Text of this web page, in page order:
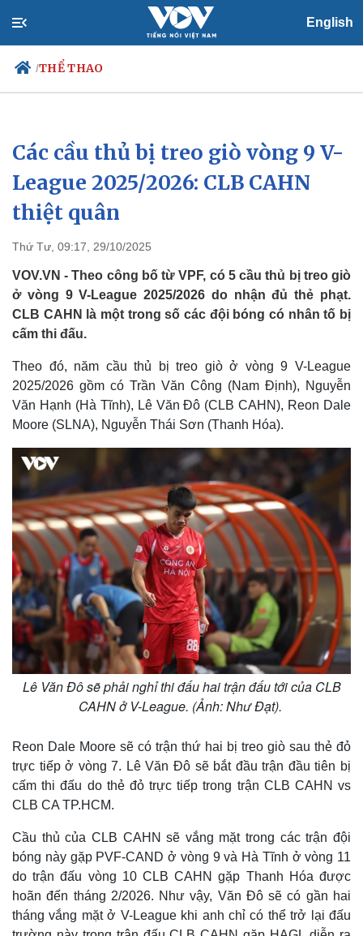
English
/THỂ THAO
Chính trị
Đảng
Tổ chức nhân sự
Quốc hội
Nhận diện sự thật
Xã hội
Tin 24h
Dự báo thời tiết
Các cầu thủ bị treo giò vòng 9 V-
League 2025/2026: CLB CAHN
thiệt quân
Thứ Tư, 09:17, 29/10/2025
VOV.VN - Theo công bố từ VPF, có 5 cầu thủ bị treo giò
ở vòng 9 V-League 2025/2026 do nhận đủ thẻ phạt.
CLB CAHN là một trong số các đội bóng có nhân tố bị
cấm thi đấu.
Theo đó, năm cầu thủ bị treo giò ở vòng 9 V-League
2025/2026 gồm có Trần Văn Công (Nam Định), Nguyễn
Văn Hạnh (Hà Tĩnh), Lê Văn Đô (CLB CAHN), Reon Dale
Moore (SLNA), Nguyễn Thái Sơn (Thanh Hóa).
Lê Văn Đô sẽ phải nghỉ thi đấu hai trận đấu tới của CLB
CAHN ở V-League. (Ảnh: Như Đạt).
Reon Dale Moore sẽ có trận thứ hai bị treo giò sau thẻ đỏ
trực tiếp ở vòng 7. Lê Văn Đô sẽ bắt đầu trận đầu tiên bị
cấm thi đấu do thẻ đỏ trực tiếp trong trận CLB CAHN vs
CLB CA TP.HCM.
Cầu thủ của CLB CAHN sẽ vắng mặt trong các trận đội
bóng này gặp PVF-CAND ở vòng 9 và Hà Tĩnh ở vòng 11
do trận đấu vòng 10 CLB CAHN gặp Thanh Hóa được
hoãn đến tháng 2/2026. Như vậy, Văn Đô sẽ có gần hai
tháng vắng mặt ở V-League khi anh chỉ có thể trở lại đấu